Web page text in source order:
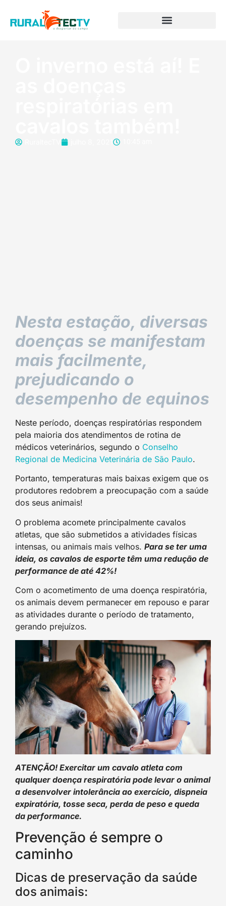
Nesta estação, diversas
doenças se manifestam
mais facilmente,
prejudicando o
desempenho de equinos
Neste período, doenças respiratórias respondem
pela maioria dos atendimentos de rotina de
médicos veterinários, segundo o Conselho
Regional de Medicina Veterinária de São Paulo.
Portanto, temperaturas mais baixas exigem que os
produtores redobrem a preocupação com a saúde
dos seus animais!
O problema acomete principalmente cavalos
atletas, que são submetidos a atividades físicas
intensas, ou animais mais velhos. Para se ter uma
ideia, os cavalos de esporte têm uma redução de
performance de até 42%!
Com o acometimento de uma doença respiratória,
os animais devem permanecer em repouso e parar
as atividades durante o período de tratamento,
gerando prejuízos.
ATENÇÃO! Exercitar um cavalo atleta com
qualquer doença respiratória pode levar o animal
a desenvolver intolerância ao exercício, dispneia
expiratória, tosse seca, perda de peso e queda
da performance.
Prevenção é sempre o
caminho
Dicas de preservação da saúde
dos animais: